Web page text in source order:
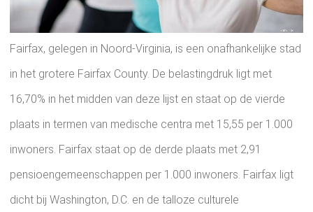
Fairfax, gelegen in Noord-Virginia, is een onafhankelijke stad
in het grotere Fairfax County. De belastingdruk ligt met
16,70% in het midden van deze lijst en staat op de vierde
plaats in termen van medische centra met 15,55 per 1.000
inwoners. Fairfax staat op de derde plaats met 2,91
pensioengemeenschappen per 1.000 inwoners. Fairfax ligt
dicht bij Washington, D.C. en de talloze culturele